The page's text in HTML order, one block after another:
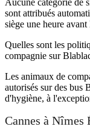
sont attribués
siège une heure
Quelles sont les
compagnie sur
Les animaux de
autorisés sur des bus
d'hygiène, à
Cannes à Nîmes